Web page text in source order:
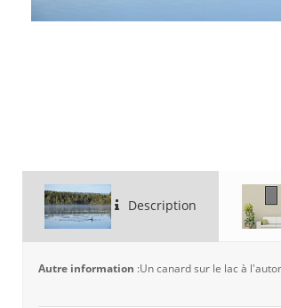
Description
Autre information :Un canard sur le lac à